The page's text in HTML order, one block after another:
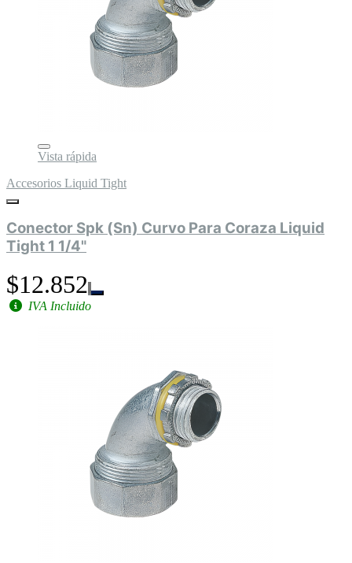
Vista rápida
Accesorios Liquid Tight
Conector Spk (Sn) Curvo Para Coraza Liquid
Tight 1 1/4"
$12.852
IVA Incluido